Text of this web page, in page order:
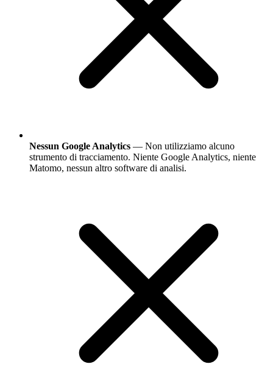
Nessun Google Analytics — Non utilizziamo alcuno
strumento di tracciamento. Niente Google Analytics, niente
Matomo, nessun altro software di analisi.